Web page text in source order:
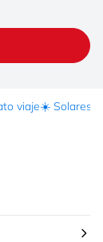
viaje☀️ Solares